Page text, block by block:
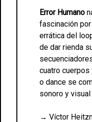
Error Humano
fascinación
errática del
de dar rienda
cuatro
o dance se
sonoro y
→ Víctor